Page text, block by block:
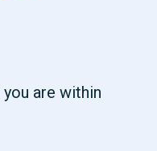
are within